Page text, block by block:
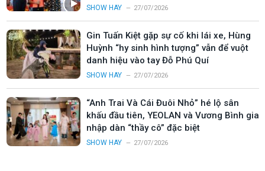
SHOW HAY 27/07/2026
Gin Tuấn Kiệt gặp sự cố khi lái xe, Hùng
Huỳnh “hy sinh hình tượng” vẫn để vuột
danh hiệu vào tay Đỗ Phú Quí
SHOW HAY 27/07/2026
“Anh Trai Và Cái Đuôi Nhỏ” hé lộ sân
khấu đầu tiên, YEOLAN và Vương Bình gia
nhập dàn “thầy cô” đặc biệt
SHOW HAY 27/07/2026